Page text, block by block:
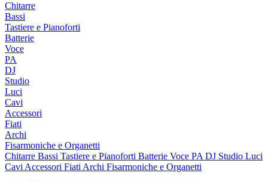
Chitarre
Bassi
Tastiere e Pianoforti
Batterie
Voce
PA
DJ
Studio
Luci
Cavi
Accessori
Fiati
Archi
Fisarmoniche e Organetti
Chitarre Bassi Tastiere e Pianoforti Batterie Voce PA DJ Studio Luci
Cavi Accessori Fiati Archi Fisarmoniche e Organetti